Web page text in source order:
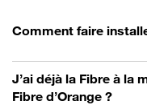
Comment faire
J’ai déjà la Fibre à la
Fibre d’Orange ?